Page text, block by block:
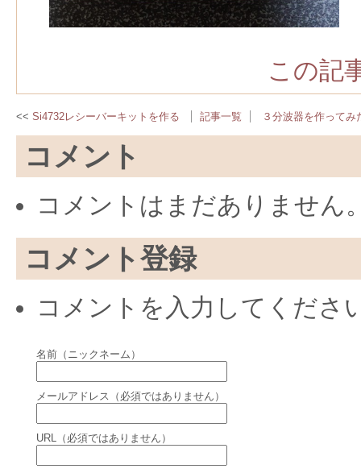
この記
Si4732レシーバーキットを作る 記事一覧 ３分波器を作ってみ
コメント
コメントはまだありません
コメント登録
コメントを入力してくださ
名前（ニックネーム）
メールアドレス（必須ではありません）
URL（必須ではありません）